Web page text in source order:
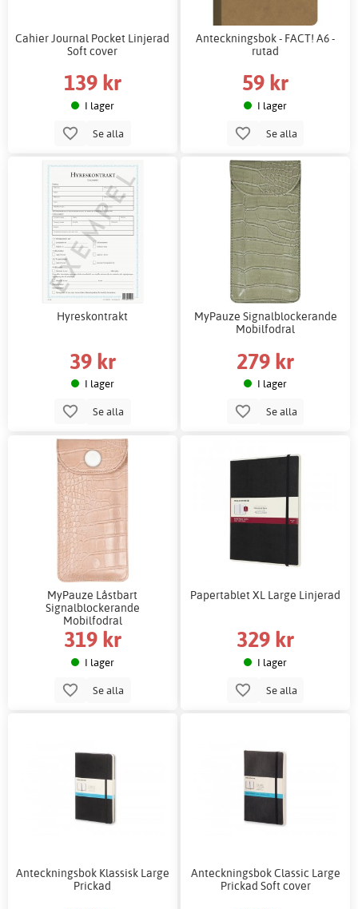
Cahier Journal Pocket Linjerad
Soft cover
139 kr
I lager
Se alla
Anteckningsbok - FACT! A6 -
rutad
59 kr
I lager
Se alla
Hyreskontrakt
39 kr
I lager
Se alla
MyPauze Signalblockerande
Mobilfodral
279 kr
I lager
Se alla
MyPauze Låstbart
Signalblockerande
Mobilfodral
319 kr
I lager
Se alla
Papertablet XL Large Linjerad
329 kr
I lager
Se alla
Anteckningsbok Klassisk Large
Prickad
Anteckningsbok Classic Large
Prickad Soft cover